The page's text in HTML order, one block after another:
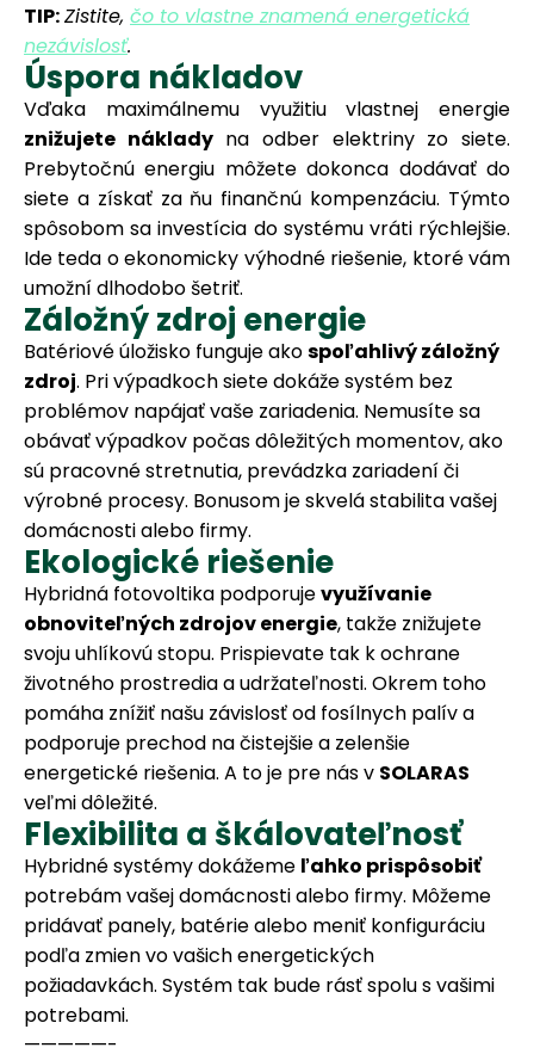
TIP:Zistite, čo to vlastne znamená energetická
nezávislosť.
Úspora nákladov
Vďaka maximálnemu využitiu vlastnej energie
znižujete nákladyna odber elektriny zo siete.
Prebytočnú energiu môžete dokonca dodávať do
siete a získať za ňu finančnú kompenzáciu. Týmto
spôsobom sa investícia do systému vráti rýchlejšie.
Ide teda o ekonomicky výhodné riešenie, ktoré vám
umožní dlhodobo šetriť.
Záložný zdroj energie
Batériové úložisko funguje akospoľahlivý záložný
zdroj. Pri výpadkoch siete dokáže systém bez
problémov napájať vaše zariadenia. Nemusíte sa
obávať výpadkov počas dôležitých momentov, ako
sú pracovné stretnutia, prevádzka zariadení či
výrobné procesy. Bonusom je skvelá stabilita vašej
domácnosti alebo firmy.
Ekologické riešenie
Hybridná fotovoltika podporujevyužívanie
obnoviteľných zdrojov energie, takže znižujete
svoju uhlíkovú stopu. Prispievate tak k ochrane
životného prostredia a udržateľnosti. Okrem toho
pomáha znížiť našu závislosť od fosílnych palív a
podporuje prechod na čistejšie a zelenšie
energetické riešenia. A to je pre nás v SOLARAS
veľmi dôležité.
Flexibilita a škálovateľnosť
Hybridné systémy dokážeme ľahko prispôsobiť
potrebám vašej domácnosti alebo firmy. Môžeme
pridávať panely, batérie alebo meniť konfiguráciu
podľa zmien vo vašich energetických
požiadavkách. Systém tak bude rásť spolu s vašimi
potrebami.
—————-